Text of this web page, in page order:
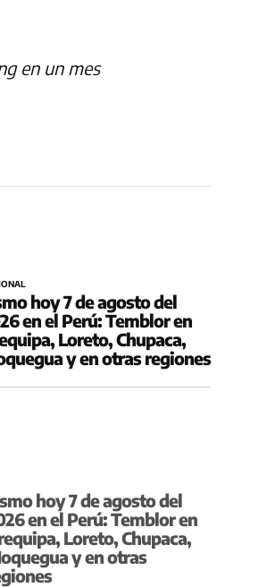
en un mes
hoy 7 de agosto del
en el Perú: Temblor en
Loreto, Chupaca,
y en otras regiones
hoy 7 de agosto del
en el Perú: Temblor en
Loreto, Chupaca,
y en otras